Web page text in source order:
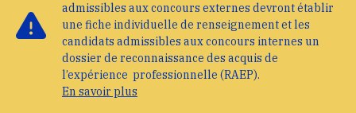
admissibles aux concours externes devront établir
une fiche individuelle de renseignement et les
candidats admissibles aux concours internes un
dossier de reconnaissance des acquis de
l’expérience professionnelle (RAEP).
En savoir plus